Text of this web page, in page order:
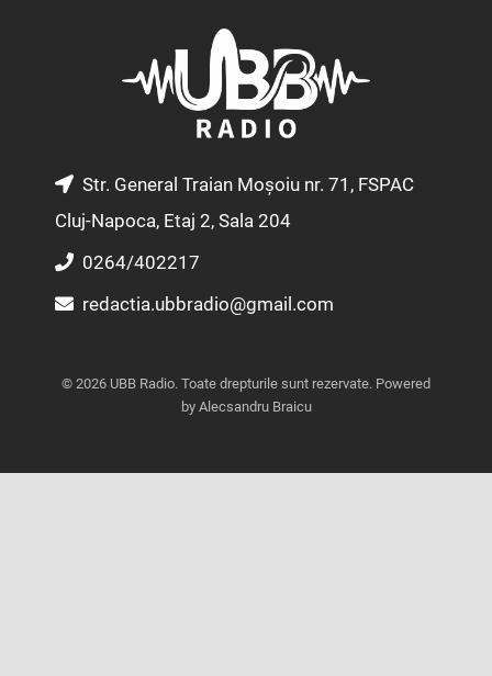
m
o
k
e
Str. General Traian Moșoiu nr. 71, FSPAC
Cluj-Napoca, Etaj 2, Sala 204
0264/402217
redactia.ubbradio@gmail.com
© 2026 UBB Radio. Toate drepturile sunt rezervate. Powered
by Alecsandru Braicu